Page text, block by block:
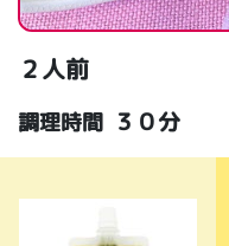
２人前
調理時間 ３０分